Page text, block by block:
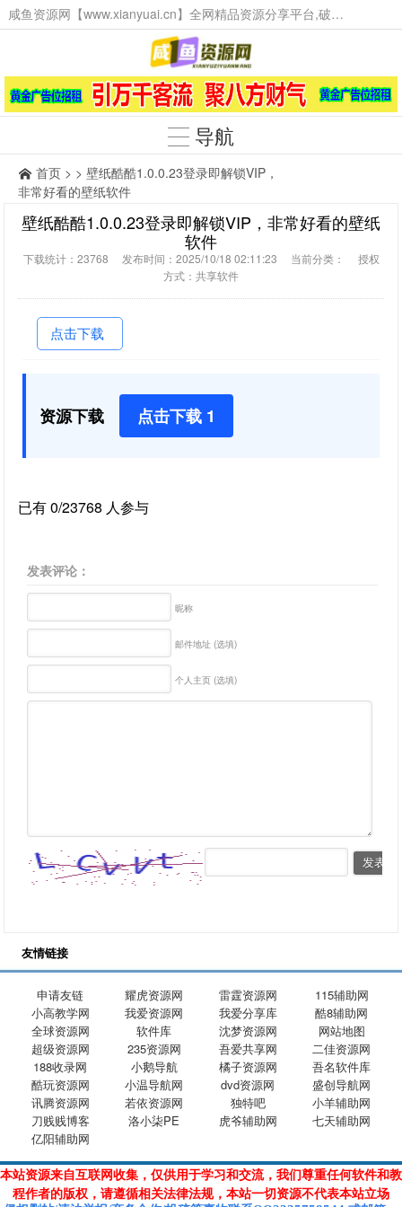
咸鱼资源网【www.xianyuai.cn】全网精品资源分享平台,破解软件,技术源码,火爆项目,工具辅助,这里无所不有。
导航
首页 > > 壁纸酷酷1.0.0.23登录即解锁VIP，
非常好看的壁纸软件
壁纸酷酷1.0.0.23登录即解锁VIP，非常好看的壁纸
软件
下载统计：23768 发布时间：2025/10/18 02:11:23 当前分类： 授权
方式：共享软件
点击下载
资源下载 点击下载 1
已有 0/23768 人参与
发表评论：
昵称
邮件地址 (选填)
个人主页 (选填)
友情链接
申请友链 耀虎资源网 雷霆资源网
115辅助网
小高教学网
我爱资源网 我爱分享库
酷8辅助网
全球资源网
软件库 沈梦资源网
网站地图
超级资源网
235资源网 吾爱共享网
二佳资源网
188收录网
小鹅导航 橘子资源网
吾名软件库
酷玩资源网
小温导航网 dvd资源网
盛创导航网
讯腾资源网
若依资源网 独特吧
小羊辅助网
刀贱贱博客
洛小柒PE 虎爷辅助网
七天辅助网
亿阳辅助网
本站资源来自互联网收集，仅供用于学习和交流，我们尊重任何软件和教
程作者的版权，请遵循相关法律法规，本站一切资源不代表本站立场